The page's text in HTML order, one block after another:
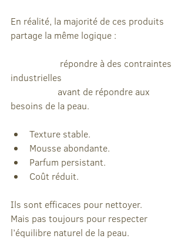
En réalité, la majorité de ces produits
partage la même logique :
industrielles
besoins de la peau.
Texture stable.
Mousse abondante.
Parfum persistant.
Coût réduit.
Ils sont efficaces pour nettoyer.
Mais pas toujours pour respecter
l’équilibre naturel de la peau.